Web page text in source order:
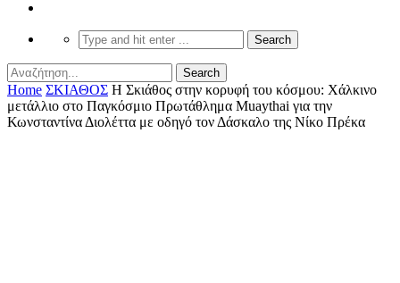
Home ΣΚΙΑΘΟΣ Η Σκιάθος στην κορυφή του κόσμου: Χάλκινο
μετάλλιο στο Παγκόσμιο Πρωτάθλημα Muaythai για την
Κωνσταντίνα Διολέττα με οδηγό τον Δάσκαλο της Νίκο Πρέκα